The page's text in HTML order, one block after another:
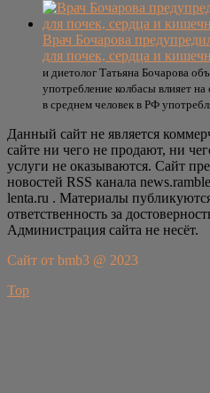
Врач Бочарова
для почек, сердца и
и диетолог Татьяна Бочарова
употребление колбасы влияет
в среднем человек в РФ
Данный сайт не является
сайте ни чего не продают, ни
услуги не оказываются. Сайт
новостей RSS канала
lenta.ru . Материалы
ответственность за
Администрация сайта не несёт.
Сайт от bmb3 @ 2023
Top